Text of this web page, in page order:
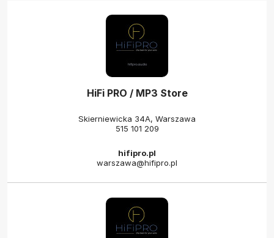
HiFi PRO / MP3 Store
Skierniewicka 34A, Warszawa
515 101 209
hifipro.pl
warszawa@hifipro.pl